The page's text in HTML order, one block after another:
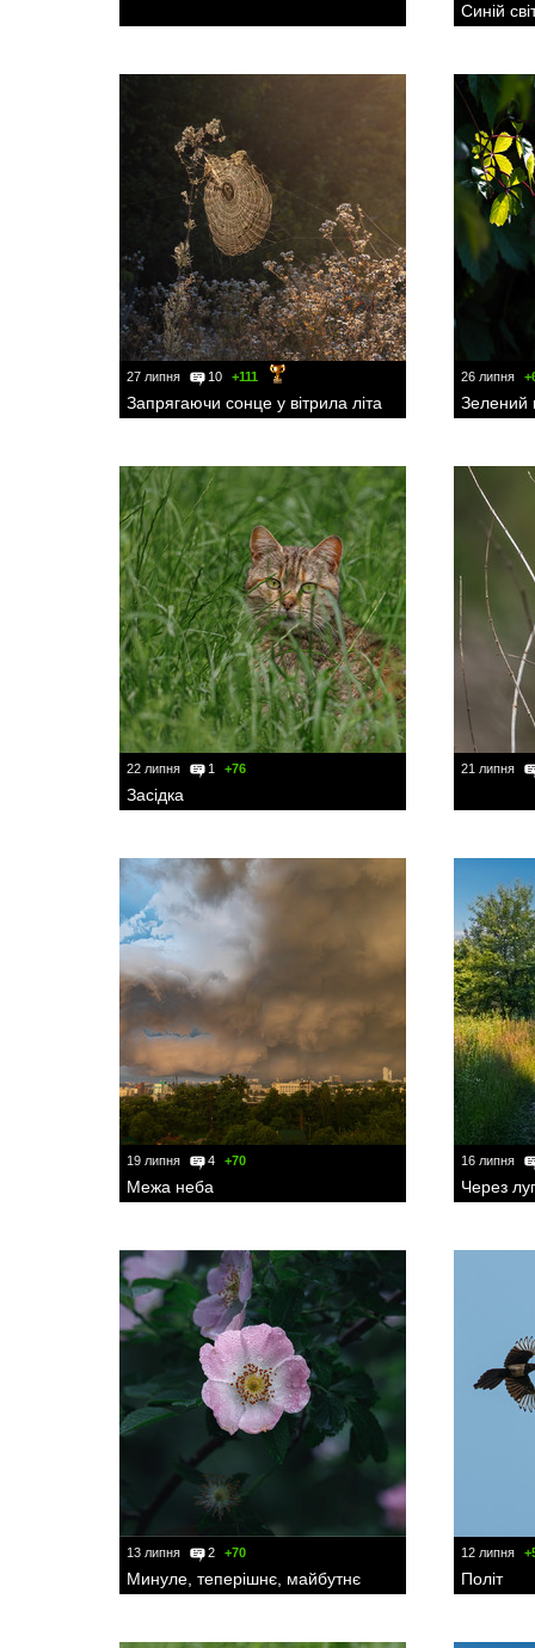
Синій
27 липня 10 +111
Запрягаючи сонце у вітрила літа
26 липня
Зелений
22 липня 1 +76
Засідка
21 липня
19 липня 4 +70
Межа неба
16 липня
Через луг
13 липня 2 +70
Минуле, теперішнє, майбутнє
12 липня
Політ